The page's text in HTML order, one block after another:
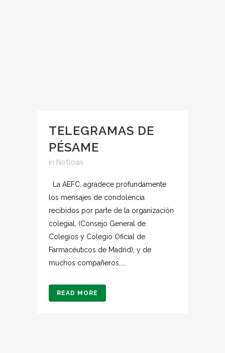
TELEGRAMAS DE
PÉSAME
in Noticias
La AEFC, agradece profundamente
los mensajes de condolencia
recibidos por parte de la organización
colegial, (Consejo General de
Colegios y Colegio Oficial de
Farmacéuticos de Madrid), y de
muchos compañeros,...
READ MORE